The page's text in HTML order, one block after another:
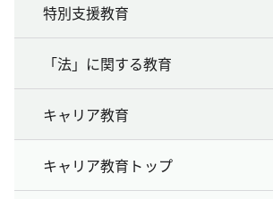
特別支援教育
「法」に関する教育
キャリア教育
キャリア教育トップ